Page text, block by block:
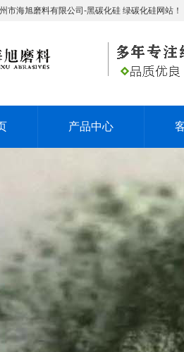
市海旭磨料有限公司-黑碳化硅 绿碳化硅网站！
产品中心